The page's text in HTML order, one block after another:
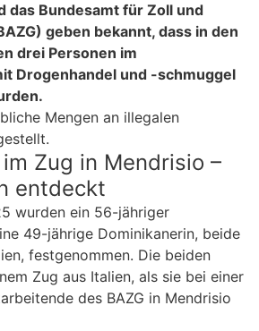
das Bundesamt für Zoll und
geben bekannt, dass in den
drei Personen im
Drogenhandel und -schmuggel
Mengen an illegalen
Zug in Mendrisio –
entdeckt
wurden ein 56-jähriger
49-jährige Dominikanerin, beide
festgenommen. Die beiden
Zug aus Italien, als sie bei einer
des BAZG in Mendrisio